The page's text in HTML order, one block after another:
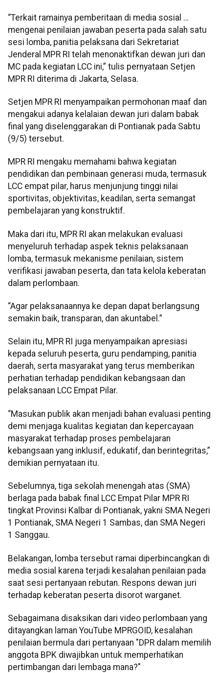
“Terkait ramainya pemberitaan di media sosial …
mengenai penilaian jawaban peserta pada salah satu
sesi lomba, panitia pelaksana dari Sekretariat
Jenderal MPR RI telah menonaktifkan dewan juri dan
MC pada kegiatan LCC ini,” tulis pernyataan Setjen
MPR RI diterima di Jakarta, Selasa.
Setjen MPR RI menyampaikan permohonan maaf dan
mengakui adanya kelalaian dewan juri dalam babak
final yang diselenggarakan di Pontianak pada Sabtu
(9/5) tersebut.
MPR RI mengaku memahami bahwa kegiatan
pendidikan dan pembinaan generasi muda, termasuk
LCC empat pilar, harus menjunjung tinggi nilai
sportivitas, objektivitas, keadilan, serta semangat
pembelajaran yang konstruktif.
Maka dari itu, MPR RI akan melakukan evaluasi
menyeluruh terhadap aspek teknis pelaksanaan
lomba, termasuk mekanisme penilaian, sistem
verifikasi jawaban peserta, dan tata kelola keberatan
dalam perlombaan.
“Agar pelaksanaannya ke depan dapat berlangsung
semakin baik, transparan, dan akuntabel.”
Selain itu, MPR RI juga menyampaikan apresiasi
kepada seluruh peserta, guru pendamping, panitia
daerah, serta masyarakat yang terus memberikan
perhatian terhadap pendidikan kebangsaan dan
pelaksanaan LCC Empat Pilar.
“Masukan publik akan menjadi bahan evaluasi penting
demi menjaga kualitas kegiatan dan kepercayaan
masyarakat terhadap proses pembelajaran
kebangsaan yang inklusif, edukatif, dan berintegritas,”
demikian pernyataan itu.
Sebelumnya, tiga sekolah menengah atas (SMA)
berlaga pada babak final LCC Empat Pilar MPR RI
tingkat Provinsi Kalbar di Pontianak, yakni SMA Negeri
1 Pontianak, SMA Negeri 1 Sambas, dan SMA Negeri
1 Sanggau.
Belakangan, lomba tersebut ramai diperbincangkan di
media sosial karena terjadi kesalahan penilaian pada
saat sesi pertanyaan rebutan. Respons dewan juri
terhadap keberatan peserta disorot warganet.
Sebagaimana disaksikan dari video perlombaan yang
ditayangkan laman YouTube MPRGOID, kesalahan
penilaian bermula dari pertanyaan "DPR dalam memilih
anggota BPK diwajibkan untuk memperhatikan
pertimbangan dari lembaga mana?"